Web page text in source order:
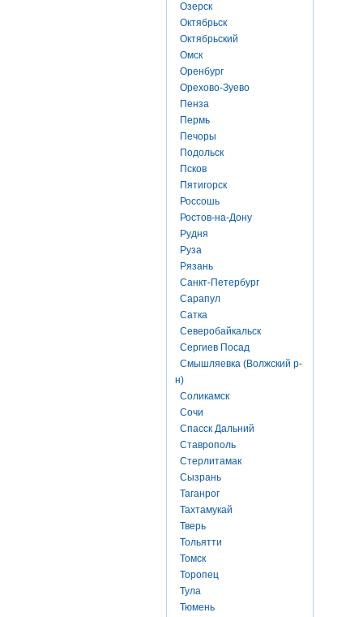
Озерск
Октябрьск
Октябрьский
Омск
Оренбург
Орехово-Зуево
Пенза
Пермь
Печоры
Подольск
Псков
Пятигорск
Россошь
Ростов-на-Дону
Рудня
Руза
Рязань
Санкт-Петербург
Сарапул
Сатка
Северобайкальск
Сергиев Посад
Смышляевка (Волжский р-
н)
Соликамск
Сочи
Спасск Дальний
Ставрополь
Стерлитамак
Сызрань
Таганрог
Тахтамукай
Тверь
Тольятти
Томск
Торопец
Тула
Тюмень